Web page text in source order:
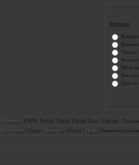
. . . . . . . . . .
Фильмы:
Боевики
Ужасы
Другие
. . . . . . . . . .
Название: ESPN. Friday. Night. Fights. Бокс. Гарсия -
Категория: Спорт Контент: Online Цель: Ознакомительная